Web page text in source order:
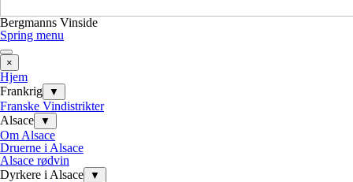
Bergmanns Vinside
Spring menu
×
Hjem
Frankrig
▼
Franske Vindistrikter
Alsace
▼
Om Alsace
Druerne i Alsace
Alsace rødvin
Dyrkere i Alsace
▼